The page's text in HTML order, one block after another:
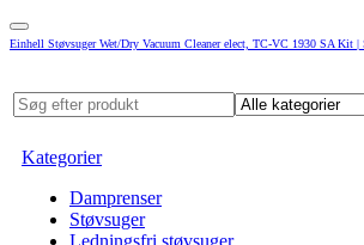
Einhell Støvsuger Wet/Dry Vacuum Cleaner elect, TC-VC 1930 SA Kit |
Kategorier
Damprenser
Støvsuger
Ledningsfri støvsuger